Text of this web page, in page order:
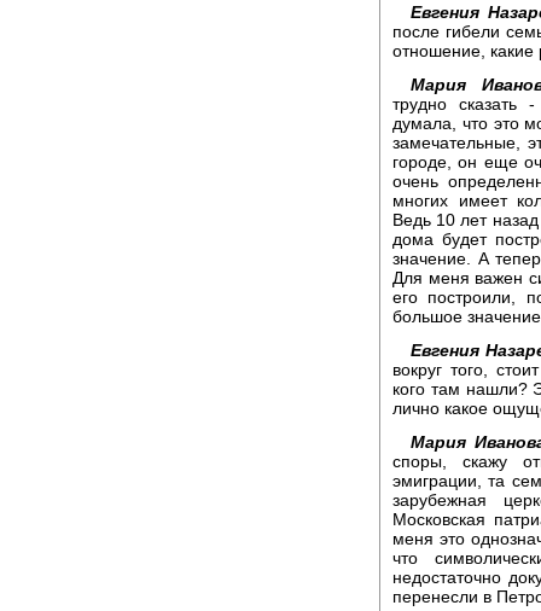
Евгения
после гибели
отношение, какие
Мария
трудно сказать
думала, что это
замечательные,
городе, он еще
очень
многих имеет
Ведь 10 лет
дома будет
значение. А
Для меня важен
его построили,
большое
Евгения
вокруг того,
кого там нашли?
лично какое
Мария
споры, скажу
эмиграции, та
зарубежная
Московская
меня это
что
недостаточно
перенесли в